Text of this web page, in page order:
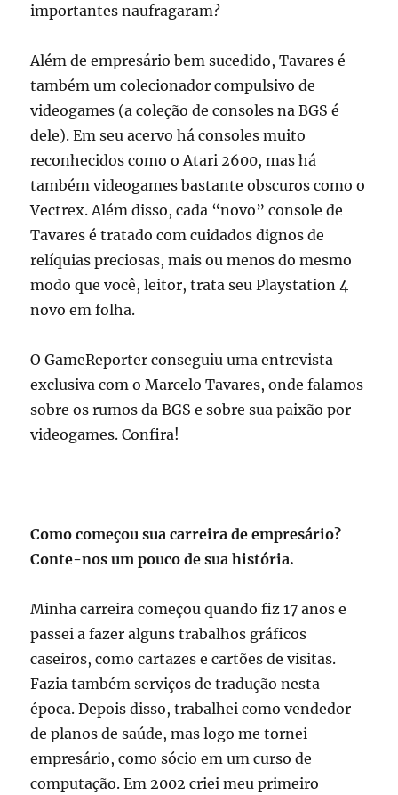
importantes naufragaram?
Além de empresário bem sucedido, Tavares é
também um colecionador compulsivo de
videogames (a coleção de consoles na BGS é
dele). Em seu acervo há consoles muito
reconhecidos como o Atari 2600, mas há
também videogames bastante obscuros como o
Vectrex. Além disso, cada “novo” console de
Tavares é tratado com cuidados dignos de
relíquias preciosas, mais ou menos do mesmo
modo que você, leitor, trata seu Playstation 4
novo em folha.
O GameReporter conseguiu uma entrevista
exclusiva com o Marcelo Tavares, onde falamos
sobre os rumos da BGS e sobre sua paixão por
videogames. Confira!
Como começou sua carreira de empresário?
Conte-nos um pouco de sua história.
Minha carreira começou quando fiz 17 anos e
passei a fazer alguns trabalhos gráficos
caseiros, como cartazes e cartões de visitas.
Fazia também serviços de tradução nesta
época. Depois disso, trabalhei como vendedor
de planos de saúde, mas logo me tornei
empresário, como sócio em um curso de
computação. Em 2002 criei meu primeiro